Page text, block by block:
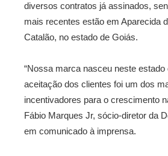
diversos contratos já assinados,
mais recentes estão em Aparecida
Catalão, no estado de Goiás.
“Nossa marca nasceu neste
aceitação dos clientes foi um dos
incentivadores para o crescimento
Fábio Marques Jr, sócio-diretor da
em comunicado à imprensa.